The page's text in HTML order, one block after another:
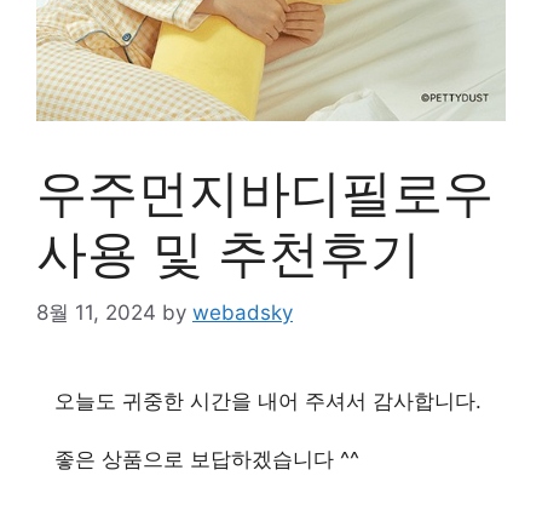
우주먼지바디필로우
사용 및 추천후기
8월 11, 2024 by webadsky
오늘도 귀중한 시간을 내어 주셔서 감사합니다.
좋은 상품으로 보답하겠습니다 ^^